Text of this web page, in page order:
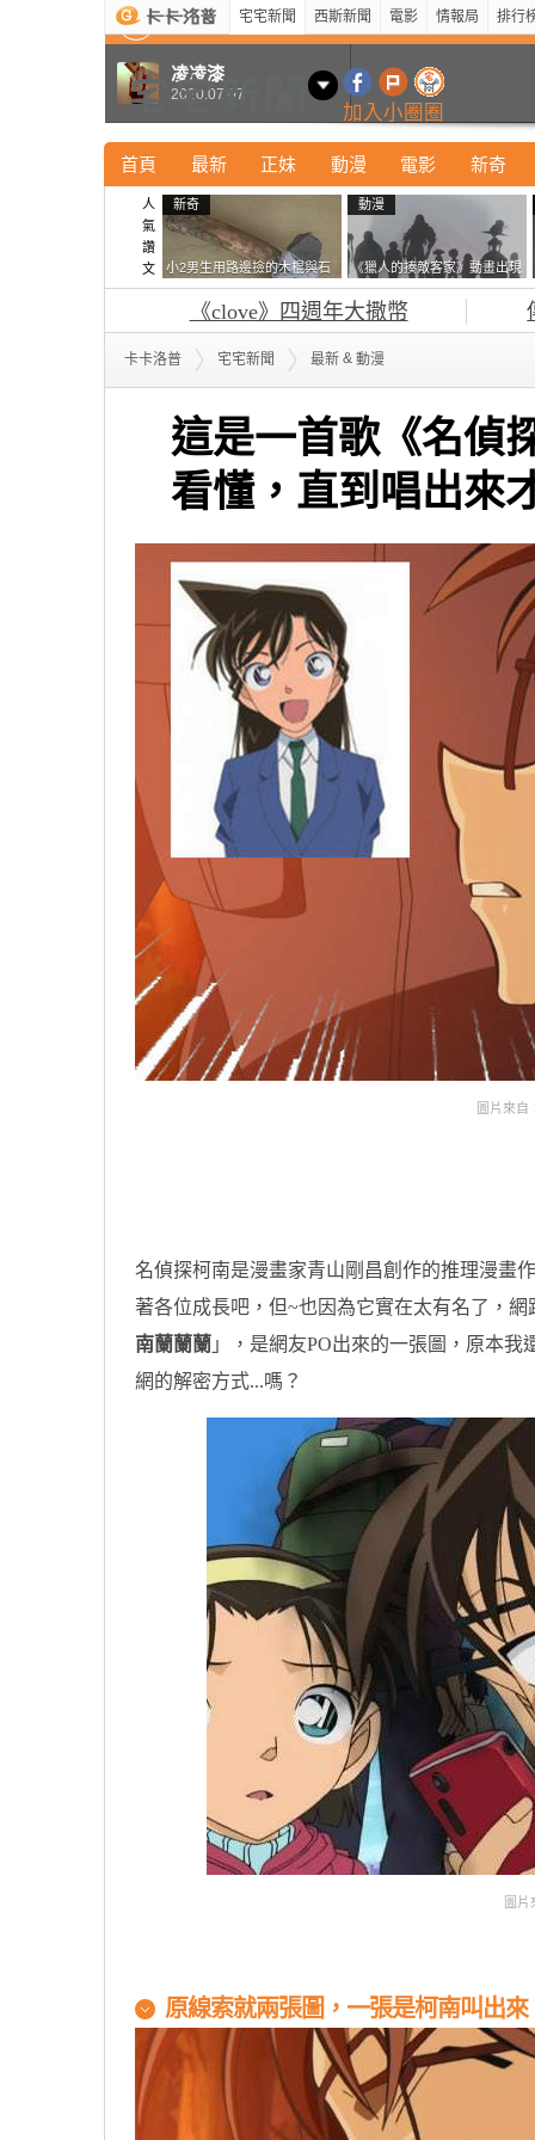
宅宅新聞 西斯新聞 電影 情報局 排行
加入小圈圈
首頁 最新 正妹 動漫 電影 新奇
人
氣
讚
文
新奇
小2男生用路邊撿的木棍與石
頭做成了《石斧》馬麻打開書
包嚇一跳怎麼會有這種東
西！？
動漫
《獵人的揍敵客家》動畫出現
的這個剪影是誰？你是不是忘
記還有這號人物了
《clove》四週年大撒幣
卡卡洛普 宅宅新聞 最新 & 動漫
這是一首歌《名偵
看懂，直到唱出來
最新 新奇 正妹 寵物 型男 Kuso 科技
凌凌漆
2020.07.07
圖片來自
名偵探柯南是漫畫家青山剛昌創作的推理漫畫
著各位成長吧，但~也因為它實在太有名了，
南蘭蘭蘭 」，是網友PO出來的一張圖，原本
網的解密方式...嗎？
圖片
原線索就兩張圖，一張是柯南叫出